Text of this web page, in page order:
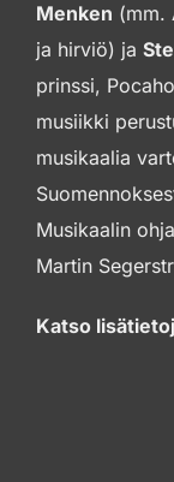
Menken (mm.
ja hirviö) ja
prinssi,
musiikki
musikaalia
Musikaalin
Martin
Katso